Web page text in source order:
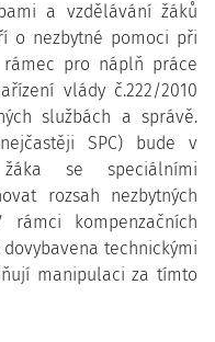
a vzdělávání žáků
o nezbytné pomoci při
rámec pro náplň práce
vlády č.222/2010
službách a správě.
SPC) bude v
se speciálními
rozsah nezbytných
rámci kompenzačních
technickými
manipulaci za tímto